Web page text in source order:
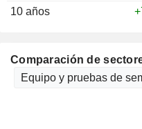
10 años
Comparación de